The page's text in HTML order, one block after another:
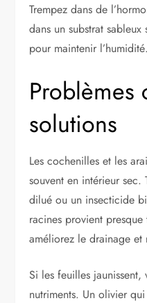
Trempez dans de
dans un substrat
pour maintenir l’humidité.
Problèmes
solutions
Les cochenilles et les
souvent en intérieur sec.
dilué ou un insecticide
racines provient presque
améliorez le drainage et
Si les feuilles
nutriments. Un olivier